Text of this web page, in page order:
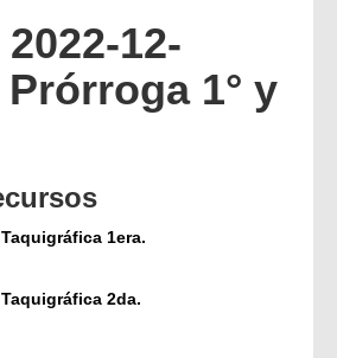
12-
Prórroga 1° y
1era.
2da.